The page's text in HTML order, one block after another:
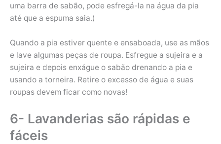
uma barra de sabão, pode esfregá-la na água da pia
até que a espuma saia.)
Quando a pia estiver quente e ensaboada, use as mãos
e lave algumas peças de roupa. Esfregue a sujeira e a
sujeira e depois enxágue o sabão drenando a pia e
usando a torneira. Retire o excesso de água e suas
roupas devem ficar como novas!
6- Lavanderias são rápidas e
fáceis